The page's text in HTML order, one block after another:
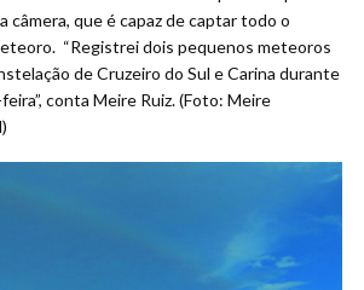
câmera, que é capaz de captar todo o
“Registrei dois pequenos meteoros
de Cruzeiro do Sul e Carina durante
conta Meire Ruiz. (Foto: Meire